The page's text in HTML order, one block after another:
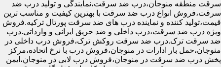
سرقت منطقه منوجان،درب ضد سرقت،نمایندگی و تولید درب ضد
سرقت،فروش انواع درب ضد سرقت با بهترین کیفیت و مناسب ترین
قیمت،تولید کننده و نماینده درب های ضد سرقت پورتال ترکیه.فروش
ویژه درب ضد سرقت،درب داخلی و ضد حریق ایرانی و وارداتی.درب
ضد سرقت ترک.درب ضد سرقت روکش ترک،فروش درب داخلی در
منوجان،حمل بار ادارات در منوجان،فروش درب با نرخ اتحاده،مرکز
پخش درب ضد سرقت در منوجان،فروش درب لابی در منوجان،ایمن